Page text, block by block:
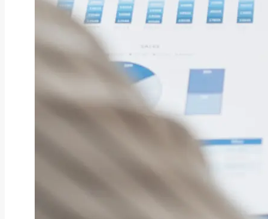
ファクタリング
ファクタリングとは？仕組み・メ
リット・注意点と...